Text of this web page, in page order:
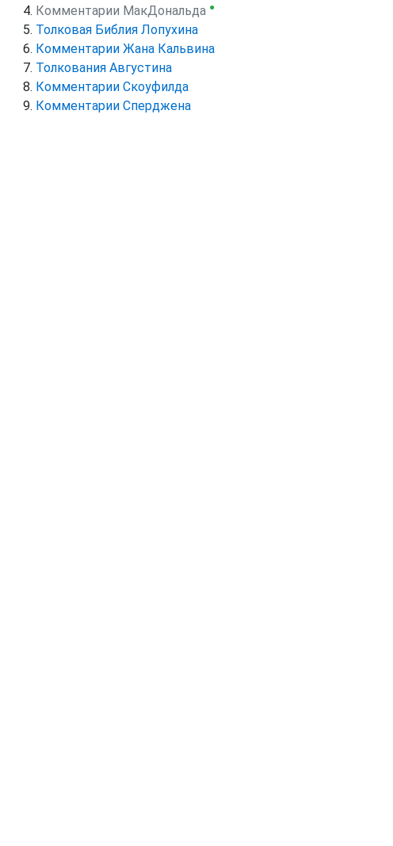
Комментарии МакДональда ●
Толковая Библия Лопухина
Комментарии Жана Кальвина
Толкования Августина
Комментарии Скоуфилда
Комментарии Сперджена